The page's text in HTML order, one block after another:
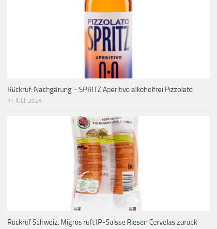
Rückruf: Nachgärung – SPRITZ Aperitivo alkoholfrei Pizzolato
17 JULI, 2026
Rückruf Schweiz: Migros ruft IP-Suisse Riesen Cervelas zurück